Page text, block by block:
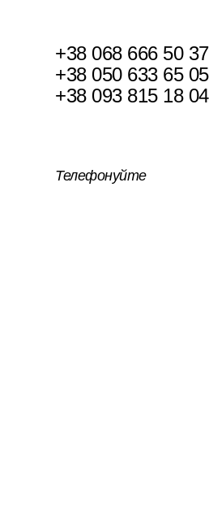
+38 068 666 50 37
+38 050 633 65 05
+38 093 815 18 04
Телефонуйте